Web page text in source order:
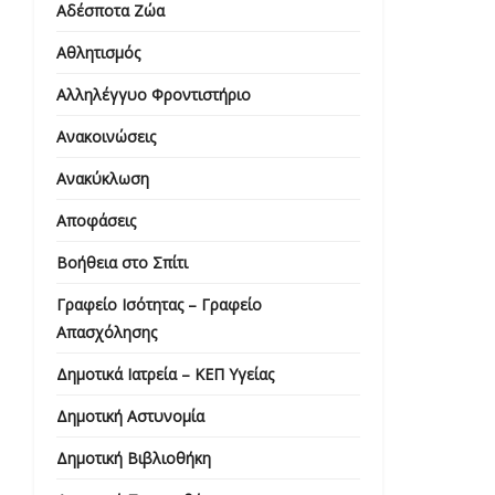
Αδέσποτα Ζώα
Αθλητισμός
Αλληλέγγυο Φροντιστήριο
Ανακοινώσεις
Ανακύκλωση
Αποφάσεις
Βοήθεια στο Σπίτι
Γραφείο Ισότητας – Γραφείο
Απασχόλησης
Δημοτικά Ιατρεία – ΚΕΠ Υγείας
Δημοτική Αστυνομία
Δημοτική Βιβλιοθήκη